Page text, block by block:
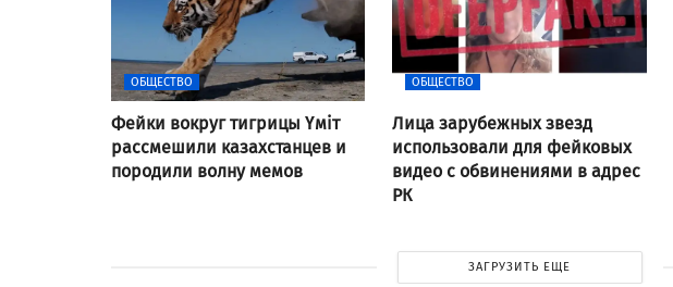
ОБЩЕСТВО
Фейки вокруг тигрицы Үміт
рассмешили казахстанцев и
породили волну мемов
ОБЩЕСТВО
Лица зарубежных звезд
использовали для фейковых
видео с обвинениями в адрес
РК
ЗАГРУЗИТЬ ЕЩЕ